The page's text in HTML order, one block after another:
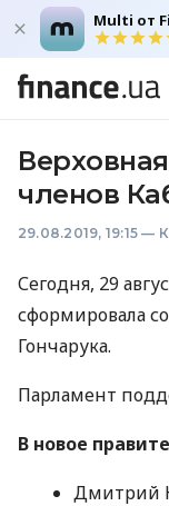
Multi от
членов
29.08.2019, 19:15 —
Сегодня, 29
сформировала
Гончарука.
Парламент
В новое
Дмитрий